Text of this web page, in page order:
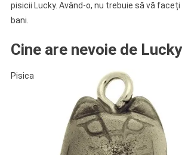
pisicii Lucky. Având-o, nu trebuie să vă faceți
bani.
Cine are nevoie de
Pisica